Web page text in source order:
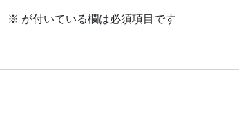
※ が付いている欄は必須項目です